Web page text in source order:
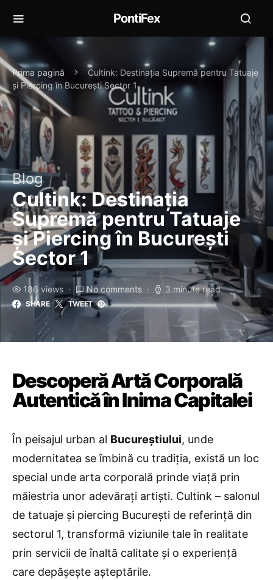
PontiFex
Prima pagină
Cultink: Destinația Supremă pentru Tatuaje
și Piercing în București Sector 1
Blog
Cultink: Destinația
Supremă pentru Tatuaje
și Piercing în București
Sector 1
186 views No comments 3 minute read
SHARE TWEET
Descoperă Artă Corporală
Autentică în Inima Capitalei
În peisajul urban al Bucureștiului, unde
modernitatea se îmbină cu tradiția, există un loc
special unde arta corporală prinde viață prin
măiestria unor adevărați artiști. Cultink – salonul
de tatuaje și piercing București de referință din
sectorul 1, transformă viziunile tale în realitate
prin servicii de înaltă calitate și o experiență
care depășește așteptările.